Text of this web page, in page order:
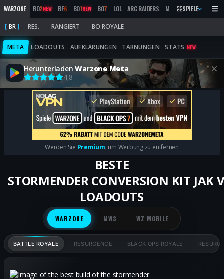
WARZONE BO2NEW BF6 BO1NEW BO7 LOL ARC RAIDERS MW 2019 MARATHON
SPIELE
BR RES. RANGIERT BO ROYALE
META LOADOUTS AUFKLÄRUNGEN TARNUNGEN STATS NEW
HerunterladenWarzone Meta
4,8
Werden Sie Premium, um Werbung zu entfernen
BESTE
STORMENDER CONVERSION KIT JAK
LOADOUTS
WARZONE MW3 WZ MOBILE
BATTLE ROYALE RESURGENCE BLACK OPS ROYALE